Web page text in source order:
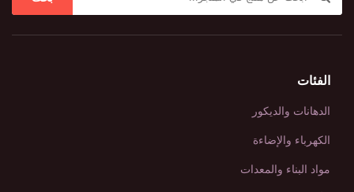
الفئات
الدهانات والديكور
الكهرباء والإضاءة
مواد البناء والمعدات